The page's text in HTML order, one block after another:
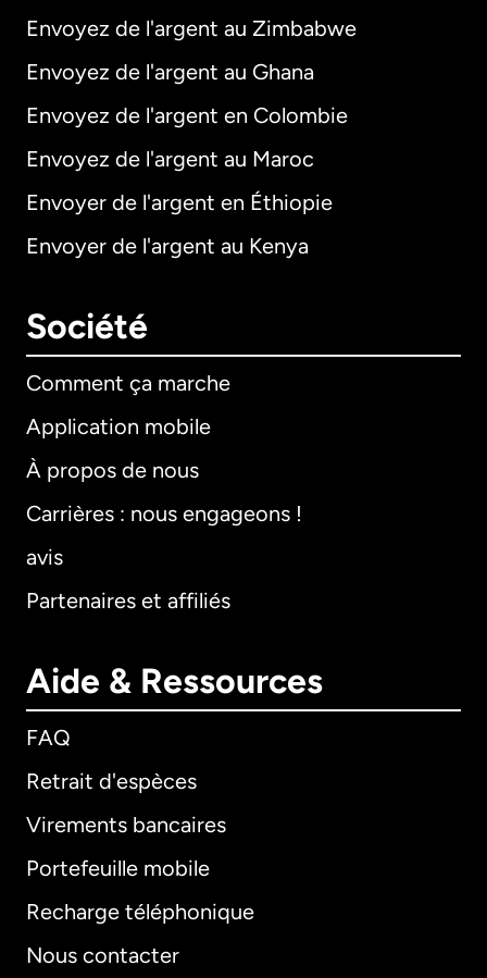
Envoyez de l'argent au Zimbabwe
Envoyez de l'argent au Ghana
Envoyez de l'argent en Colombie
Envoyez de l'argent au Maroc
Envoyer de l'argent en Éthiopie
Envoyer de l'argent au Kenya
Société
Comment ça marche
Application mobile
À propos de nous
Carrières : nous engageons !
avis
Partenaires et affiliés
Aide & Ressources
FAQ
Retrait d'espèces
Virements bancaires
Portefeuille mobile
Recharge téléphonique
Nous contacter